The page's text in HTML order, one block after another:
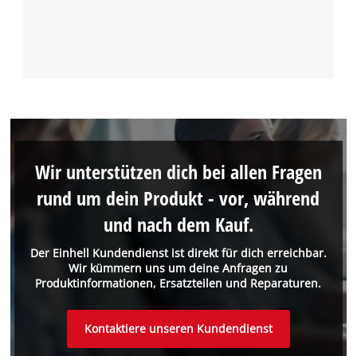
Der Einhell Kundendienst ist direkt für dich erreichbar.
Wir kümmern uns um deine Anfragen zu
Produktinformationen, Ersatzteilen und Reparaturen.
Wir unterstützen dich bei allen Fragen
rund um dein Produkt - vor, während
und nach dem Kauf.
Kontaktiere unseren Kundendienst